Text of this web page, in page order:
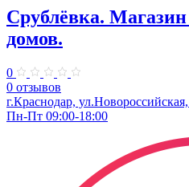
Срублёвка.
домов.
0
0 отзывов
г.Краснодар,
Пн-Пт 09:00-18:00